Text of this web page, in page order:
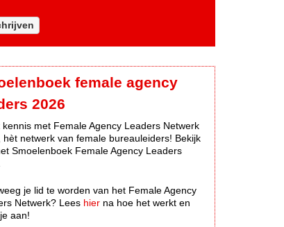
female agency
2026
kennis met Female Agency Leaders Netwerk
hèt netwerk van female bureauleiders! Bekijk
Smoelenboek Female Agency Leaders
je lid te worden van het Female Agency
Netwerk? Lees hier na hoe het werkt en
aan!